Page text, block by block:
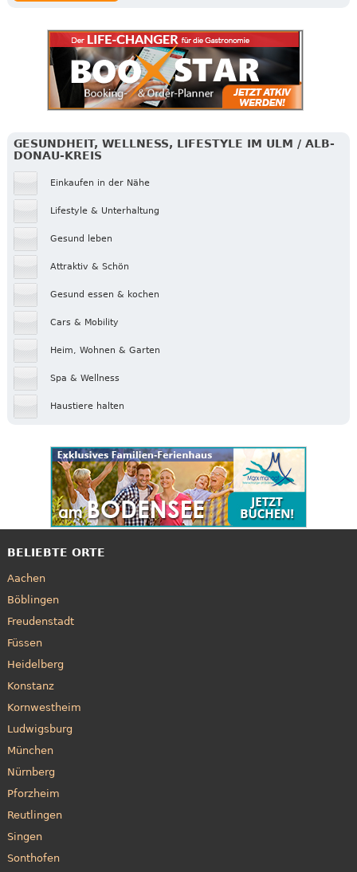
GESUNDHEIT, WELLNESS, LIFESTYLE IM ULM / ALB-
DONAU-KREIS
Einkaufen in der Nähe
Lifestyle & Unterhaltung
Gesund leben
Attraktiv & Schön
Gesund essen & kochen
Cars & Mobility
Heim, Wohnen & Garten
Spa & Wellness
Haustiere halten
BELIEBTE ORTE
Aachen
Böblingen
Freudenstadt
Füssen
Heidelberg
Konstanz
Kornwestheim
Ludwigsburg
München
Nürnberg
Pforzheim
Reutlingen
Singen
Sonthofen